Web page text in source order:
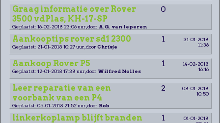
Graag informatie over Rover
3500 vdPlas, KH-17-SP
0
Geplaatst: 16-02-2018 23:06 uur, door A.G. van Ieperen
Aankooptips rover sd1 2300 1
31-01-2018
11:36
Geplaatst: 21-01-2018 10:27 uur, door Chrisje
Aankoop Rover P5 1
14-02-2018
16:16
Geplaatst: 12-01-2018 17:38 uur, door Wilfred Nolles
Leer reparatie van een
voorbank van een P4
2
08-01-2018
10:50
Geplaatst: 05-01-2018 21:52 uur, door Rob
linkerkoplamp blijft branden 1
01-01-2018